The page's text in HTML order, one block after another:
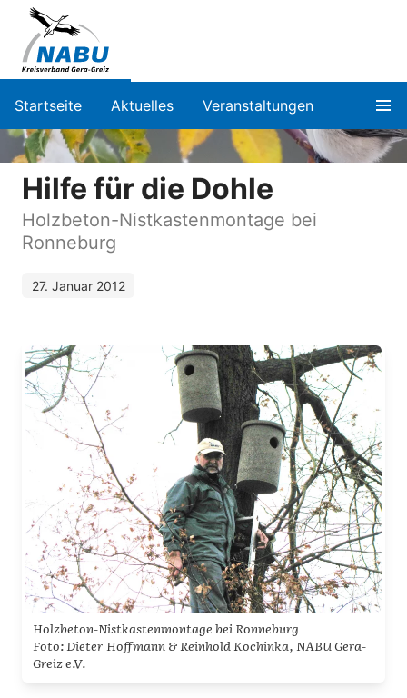
Startseite Aktuelles Veranstaltungen
Hilfe für die Dohle
Holzbeton-Nistkastenmontage bei
Ronneburg
27. Januar 2012
Holzbeton-Nistkastenmontage bei Ronneburg
Foto: Dieter Hoffmann & Reinhold Kochinka, NABU Gera-
Greiz e.V.